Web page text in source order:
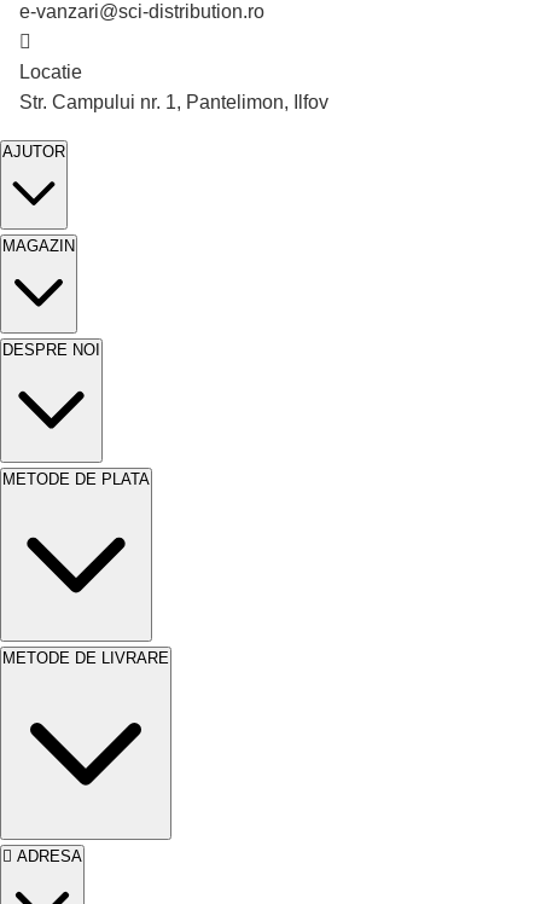
În stoc
-11%
e-vanzari@sci-distribution.ro
Locatie
Str. Campului nr. 1, Pantelimon, Ilfov
AJUTOR
MAGAZIN
DESPRE NOI
METODE DE PLATA
METODE DE LIVRARE
ADRESA